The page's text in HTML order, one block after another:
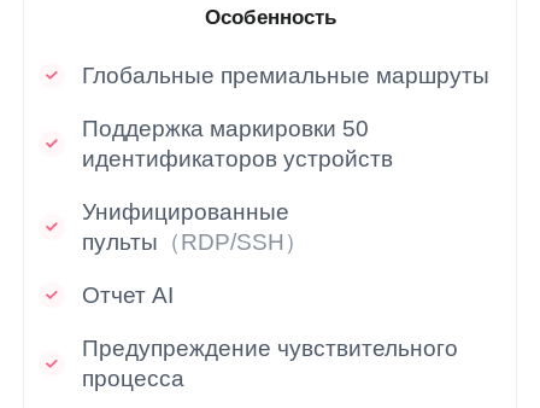
Особенность
Глобальные премиальные маршруты
Поддержка маркировки 50
идентификаторов устройств
Унифицированные
пульты （RDP/SSH）
Отчет AI
Предупреждение чувствительного
процесса